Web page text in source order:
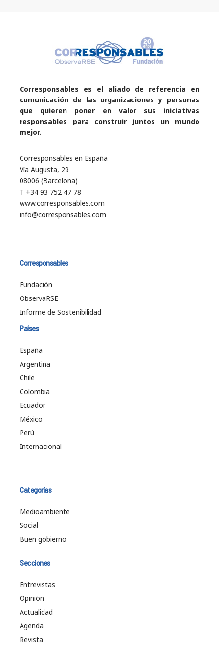
Corresponsables es el aliado de referencia en
comunicación de las organizaciones y personas
que quieren poner en valor sus iniciativas
responsables para construir juntos un mundo
mejor.
Corresponsables en España
Vía Augusta, 29
08006 (Barcelona)
T +34 93 752 47 78
www.corresponsables.com
info@corresponsables.com
Corresponsables
Fundación
ObservaRSE
Informe de Sostenibilidad
Países
España
Argentina
Chile
Colombia
Ecuador
México
Perú
Internacional
Categorías
Medioambiente
Social
Buen gobierno
Secciones
Entrevistas
Opinión
Actualidad
Agenda
Revista